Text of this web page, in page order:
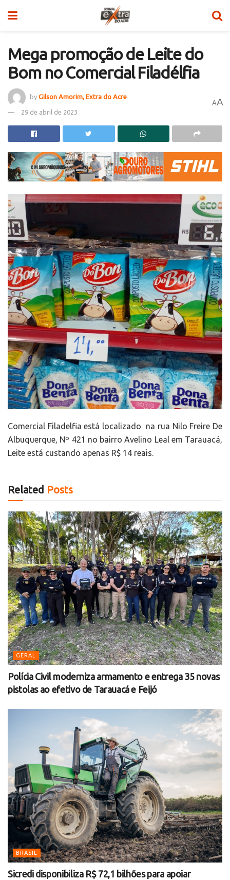
Mega promoção de Leite do
Bom no Comercial Filadélfia
by Gilson Amorim, Extra do Acre
29 de abril de 2023
AA
Comercial Filadelfia está localizado na rua Nilo Freire De
Albuquerque, Nº 421 no bairro Avelino Leal em Tarauacá,
Leite está custando apenas R$ 14 reais.
Related Posts
GERAL
Polícia Civil moderniza armamento e entrega 35 novas
pistolas ao efetivo de Tarauacá e Feijó
BRASIL
Sicredi disponibiliza R$ 72,1 bilhões para apoiar